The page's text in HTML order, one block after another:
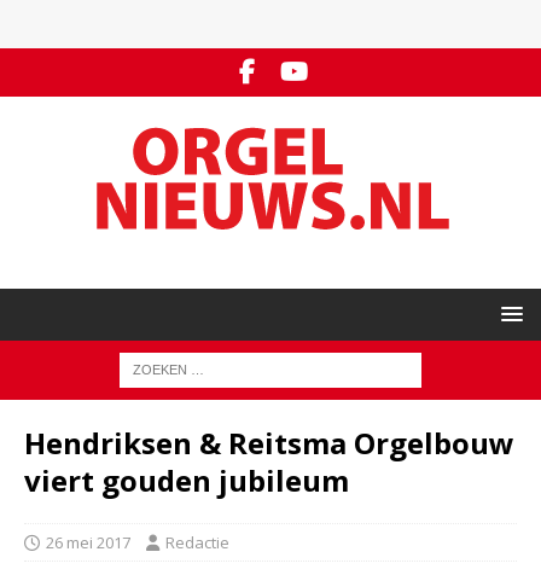
Hendriksen & Reitsma Orgelbouw
viert gouden jubileum
26 mei 2017 Redactie